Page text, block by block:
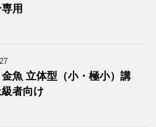
用
魚 立体型（小・極小）講
者向け